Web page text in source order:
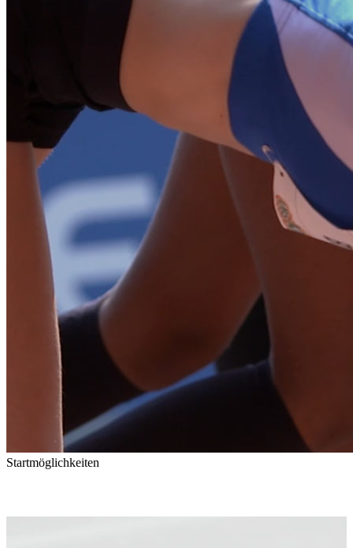
Startmöglichkeiten